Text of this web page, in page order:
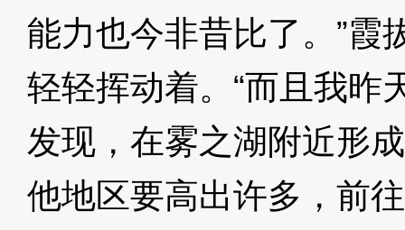
能力也今非昔比了。”霞
轻轻挥动着。“而且我昨
发现，在雾之湖附近形
他地区要高出许多，前